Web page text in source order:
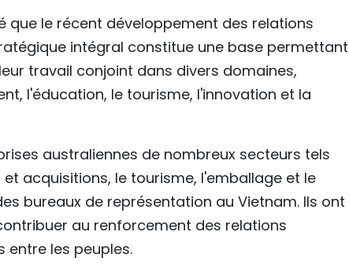
que le récent développement des relations
intégral constitue une base permettant
travail conjoint dans divers domaines,
l'éducation, le tourisme, l'innovation et la
australiennes de nombreux secteurs tels
acquisitions, le tourisme, l'emballage et le
bureaux de représentation au Vietnam. Ils ont
au renforcement des relations
entre les peuples.